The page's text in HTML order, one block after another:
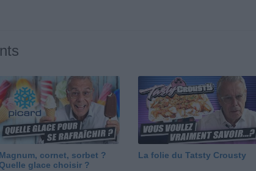
Magnum, cornet, sorbet ?
Quelle glace choisir ?
La folie du Tatsty Crousty